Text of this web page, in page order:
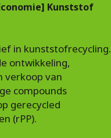
Kunststof
in kunststofrecycling.
ontwikkeling,
verkoop van
compounds
gerecycled
(rPP).